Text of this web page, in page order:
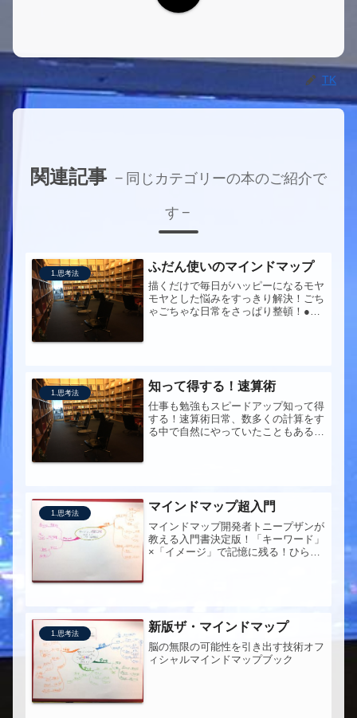
TK
関連記事
同じカテゴリーの本のご紹介で
す
1.思考法 ふだん使いのマインドマップ
描くだけで毎日がハッピーになるモヤ
モヤとした悩みをすっきり解決！ごち
ゃごちゃな日常をさっぱり整頓！●書
1.思考法 知って得する！速算術
仕事も勉強もスピードアップ知って得
する！速算術日常、数多くの計算をす
る中で自然にやっていたこともあるけ
1.思考法 マインドマップ超入門
マインドマップ開発者トニープザンが
教える入門書決定版！「キーワード」
×「イメージ」で記憶に残る！ひらめ
1.思考法 新版ザ・マインドマップ
脳の無限の可能性を引き出す技術オフ
ィシャルマインドマップブック